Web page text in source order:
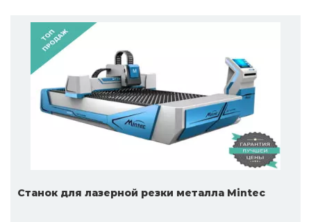
Станок для лазерной резки металла Mintec